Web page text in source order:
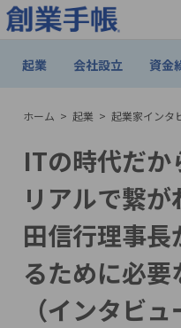
起業 会社設立 資金
ホーム > 起業 > 起業家インタ
ITの時代だか
リアルで繋
田信行理事
るために必要
（インタビュ